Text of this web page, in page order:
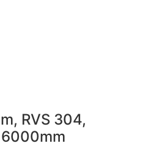
RVS 304,